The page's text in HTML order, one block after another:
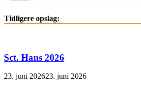
Tidligere opslag:
Sct. Hans 2026
23. juni 202623. juni 2026